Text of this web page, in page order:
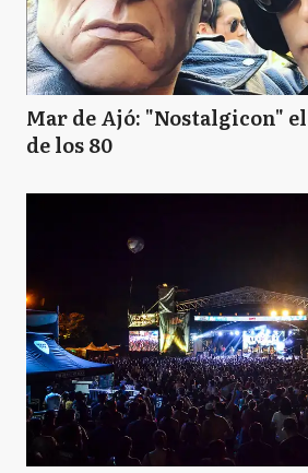
Mar de Ajó: "Nostalgicon"
de los 80